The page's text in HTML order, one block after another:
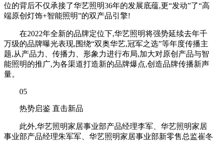
位的背后不仅承接了华艺照明36年的发展底蕴,更“发动”了“高
端原创灯饰+智能照明”的双产品引擎!
在2022年全新的品牌定位下,华艺照明将强势延续去年千
万级的品牌曝光表现,围绕“双奥华艺,冠军之选”等年度传播主
题,从产品力、传播力、形象力进行布局,加大对原创产品与智
能照明的推广,为各渠道打造新的品牌爆点,创造品牌传播新声
量。
05
热势启鉴 直击新品
此外,华艺照明家居事业部产品经理李军、华艺照明家居
事业部产品经理朱军军、华艺照明家居事业部新零售总监崔冬